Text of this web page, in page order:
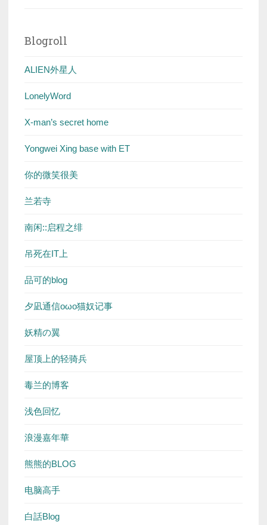
Blogroll
ALIEN外星人
LonelyWord
X-man’s secret home
Yongwei Xing base with ET
你的微笑很美
兰若寺
南闲::启程之绯
吊死在IT上
品可的blog
夕凪通信oωo猫奴记事
妖精の翼
屋顶上的轻骑兵
毒兰的博客
浅色回忆
浪漫嘉年華
熊熊的BLOG
电脑高手
白話Blog